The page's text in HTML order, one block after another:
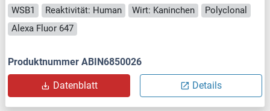
WSB1 Reaktivität: Human Wirt: Kaninchen
Polyclonal
Alexa Fluor 647
Produktnummer ABIN6850026
Datenblatt Details